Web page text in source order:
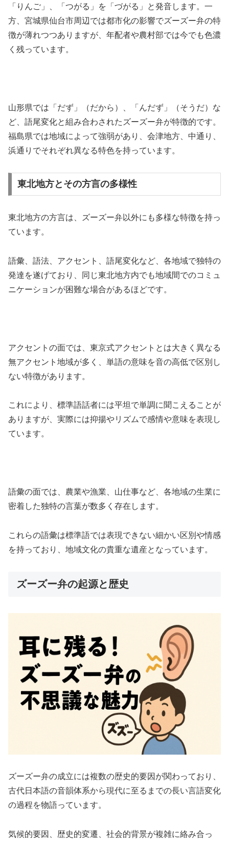
「りんご」、「つがる」を「づがる」と発音します。一
方、宮城県仙台市周辺では都市化の影響でズーズー弁の特
徴が薄れつつありますが、年配者や農村部では今でも色濃
く残っています。
山形県では「だず」（だから）、「んだず」（そうだ）な
ど、語尾変化と組み合わされたズーズー弁が特徴的です。
福島県では地域によって強弱があり、会津地方、中通り、
浜通りでそれぞれ異なる特色を持っています。
東北地方とその方言の多様性
東北地方の方言は、ズーズー弁以外にも多様な特徴を持っ
ています。
語彙、語法、アクセント、語尾変化など、各地域で独特の
発達を遂げており、同じ東北地方内でも地域間でのコミュ
ニケーションが困難な場合があるほどです。
アクセントの面では、東京式アクセントとは大きく異なる
無アクセント地域が多く、単語の意味を音の高低で区別し
ない特徴があります。
これにより、標準語話者には平坦で単調に聞こえることが
ありますが、実際には抑揚やリズムで感情や意味を表現し
ています。
語彙の面では、農業や漁業、山仕事など、各地域の生業に
密着した独特の言葉が数多く存在します。
これらの語彙は標準語では表現できない細かい区別や情感
を持っており、地域文化の貴重な遺産となっています。
ズーズー弁の起源と歴史
ズーズー弁の成立には複数の歴史的要因が関わっており、
古代日本語の音韻体系から現代に至るまでの長い言語変化
の過程を物語っています。
気候的要因、歴史的変遷、社会的背景が複雑に絡み合っ